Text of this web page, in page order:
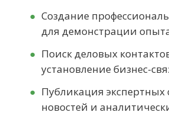
охват
блоков
будут
более
доход.
Создание
для демонстрации
Поиск деловых
установление бизнес-
Публикация экспертных
новостей и